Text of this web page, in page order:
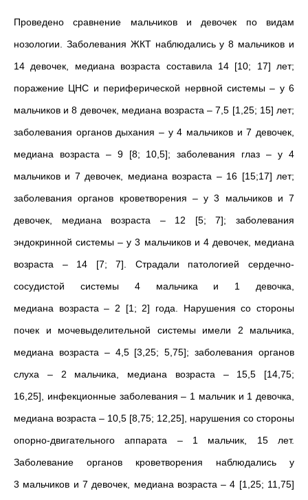
Проведено сравнение мальчиков и девочек по видам
нозологии. Заболевания ЖКТ наблюдались у 8 мальчиков и
14 девочек, медиана возраста составила 14 [10; 17] лет;
поражение ЦНС и периферической нервной системы – у 6
мальчиков и 8 девочек, медиана возраста – 7,5 [1,25; 15] лет;
заболевания органов дыхания – у 4 мальчиков и 7 девочек,
медиана возраста – 9 [8; 10,5]; заболевания глаз – у 4
мальчиков и 7 девочек, медиана возраста – 16 [15;17] лет;
заболевания органов кроветворения – у 3 мальчиков и 7
девочек, медиана возраста – 12 [5; 7]; заболевания
эндокринной системы – у 3 мальчиков и 4 девочек, медиана
возраста – 14 [7; 7]. Страдали патологией сердечно-
сосудистой системы 4 мальчика и 1 девочка,
медиана возраста – 2 [1; 2] года. Нарушения со стороны
почек и мочевыделительной системы имели 2 мальчика,
медиана возраста – 4,5 [3,25; 5,75]; заболевания органов
слуха – 2 мальчика, медиана возраста – 15,5 [14,75;
16,25], инфекционные заболевания – 1 мальчик и 1 девочка,
медиана возраста – 10,5 [8,75; 12,25], нарушения со стороны
опорно-двигательного аппарата – 1 мальчик, 15 лет.
Заболевание органов кроветворения наблюдались у
3 мальчиков и 7 девочек, медиана возраста – 4 [1,25; 11,75]